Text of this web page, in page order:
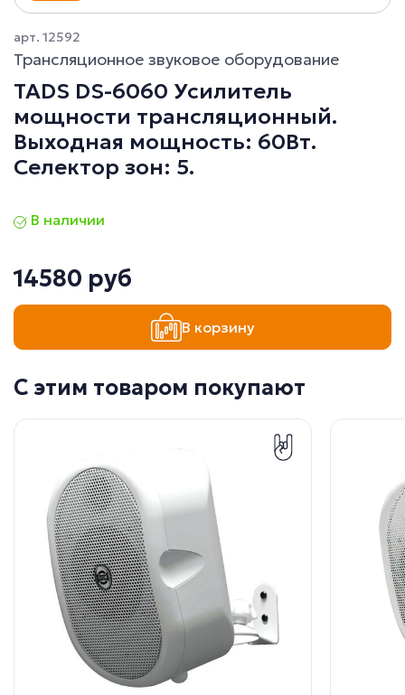
арт. 12592
Трансляционное звуковое оборудование
TADS DS-6060 Усилитель
мощности трансляционный.
Выходная мощность: 60Вт.
Селектор зон: 5.
В наличии
14580 руб
В корзину
С этим товаром покупают